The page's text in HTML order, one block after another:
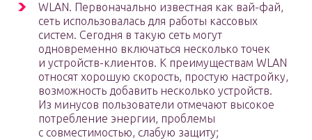
WLAN. Первоначально известная как вай-фай,
сеть использовалась для работы кассовых
систем. Сегодня в такую сеть могут
одновременно включаться несколько точек
и устройств-клиентов. К преимуществам WLAN
относят хорошую скорость, простую настройку,
возможность добавить несколько устройств.
Из минусов пользователи отмечают высокое
потребление энергии, проблемы
с совместимостью, слабую защиту;